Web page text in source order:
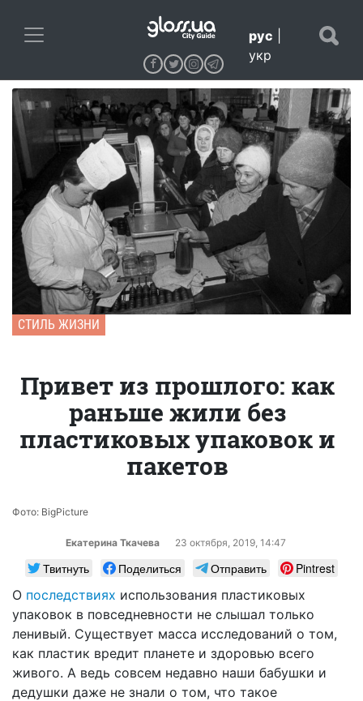
рус
укр
СТИЛЬ ЖИЗНИ
Привет из прошлого: как
раньше жили без
пластиковых упаковок и
пакетов
Фото: BigPicture
Екатерина Ткачева 23 октября, 2019, 14:47
Твитнуть Поделиться Отправить
Pintrest
О последствиях использования пластиковых
упаковок в повседневности не слышал только
ленивый. Существует масса исследований о том,
как пластик вредит планете и здоровью всего
живого. А ведь совсем недавно наши бабушки и
дедушки даже не знали о том, что такое